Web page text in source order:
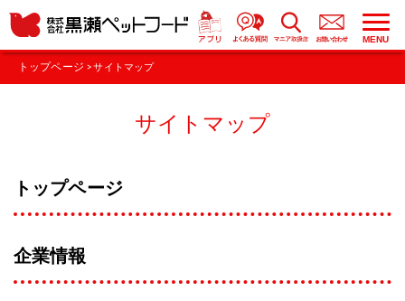
MENU
トップページ > サイトマップ
サイトマップ
トップページ
企業情報